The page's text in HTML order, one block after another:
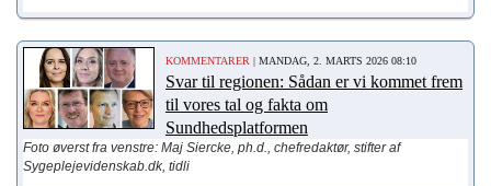
KOMMENTARER | MANDAG, 2. MARTS 2026 08:10
Svar til regionen: Sådan er vi kommet frem
til vores tal og fakta om
Sundhedsplatformen
Foto øverst fra venstre: Maj Siercke, ph.d., chefredaktør, stifter af
Sygeplejevidenskab.dk, tidli